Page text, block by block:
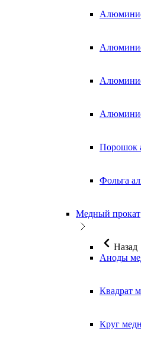
Порошок
Фольга
Медный прокат
Назад
Аноды
Квадрат
Круг